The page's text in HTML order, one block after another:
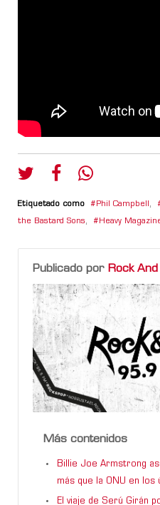
Etiquetado como Phil Campbell ,
the Bastard Sons, Heavy
Publicado por Rock
Más contenidos
Billie Joe Armstrong
más que la ONU en los
El viaje de Serú Girán